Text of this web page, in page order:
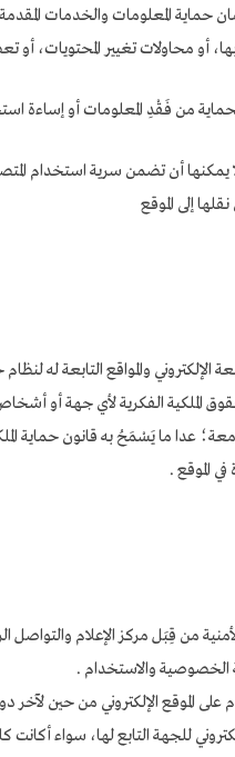
المعلومات والخدمات المقدمة
أو محاولات تغيير المحتويات، أو
من فَقْدِ المعلومات أو إساءة
يمكنها أن تضمن سرية استخدام
إلى الموقع
والمواقع التابعة له
الملكية الفكرية لأي جهة أو
عدا ما يَسْمَحُ به قانون حماية
الموقع .
من قِبَل مركز الإعلام
الخصوصية والاستخدام .
على الموقع الإلكتروني من حين
للجهة التابع لها، سواء